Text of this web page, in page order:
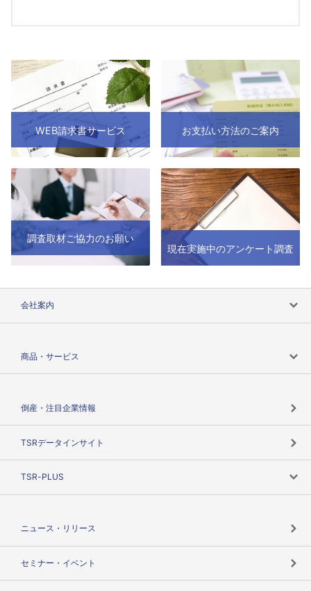
WEB請求書サービス お支払い方法のご案内
調査取材ご協力のお願い
現在実施中のアンケート調査
会社案内
商品・サービス
倒産・注目企業情報
TSRデータインサイト
TSR-PLUS
ニュース・リリース
セミナー・イベント